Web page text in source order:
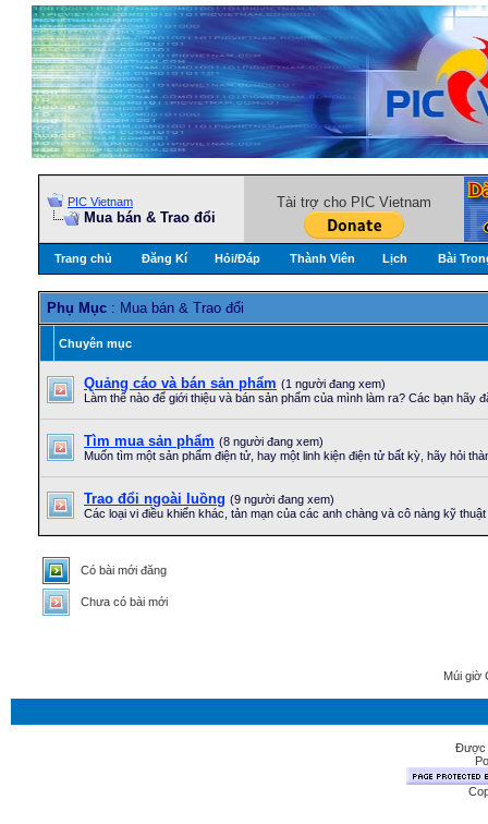
PIC Vietnam
Mua bán & Trao đổi
Tài trợ cho PIC Vietnam
Trang chủ Đăng Kí Hỏi/Ðáp Thành Viên Lịch Bài
Phụ Mục : Mua bán & Trao đổi
Chuyên mục
Quảng cáo và bán sản phẩm (1 người đang xem)
Làm thế nào để giới thiệu và bán sản phẩm của mình làm ra? Các bạn hãy
Tìm mua sản phẩm (8 người đang xem)
Muốn tìm một sản phẩm điện tử, hay một linh kiện điện tử bất kỳ, hãy hỏi
Trao đổi ngoài luồng (9 người đang xem)
Các loại vi điều khiển khác, tản mạn của các anh chàng và cô nàng kỹ thuật
Có bài mới đăng
Chưa có bài mới
Múi giờ
Được